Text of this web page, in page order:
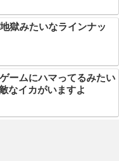
獄みたいなラインナッ
ームにハマってるみたい
なイカがいますよ